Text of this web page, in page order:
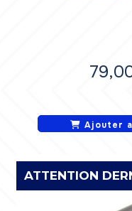
Ajouter
ATTENTION